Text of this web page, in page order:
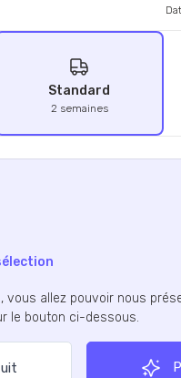
Standard
2 semaines
vous allez pouvoir nous
le bouton ci-dessous.